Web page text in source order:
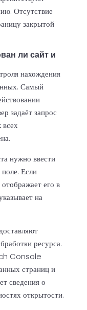
Отсутствие
закрытой
ли сайт и
нахождения
Самый
задаёт запрос
нужно ввести
Если
его в
на
ресурса.
Console
страниц и
сведения о
открытости.